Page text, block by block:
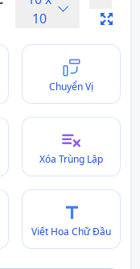
10
Chuyển Vị
Xóa Trùng Lặp
Viết Hoa Chữ Đầu